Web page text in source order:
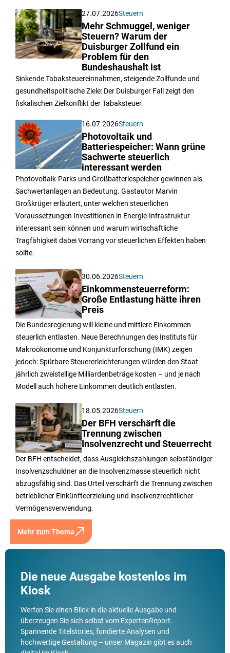
27.07.2026Steuern
Mehr Schmuggel, weniger
Steuern? Warum der
Duisburger Zollfund ein
Problem für den
Bundeshaushalt ist
Sinkende Tabaksteuereinnahmen, steigende Zollfunde und
gesundheitspolitische Ziele: Der Duisburger Fall zeigt den
fiskalischen Zielkonflikt der Tabaksteuer.
16.07.2026Steuern
Photovoltaik und
Batteriespeicher: Wann grüne
Sachwerte steuerlich
interessant werden
Photovoltaik-Parks und Großbatteriespeicher gewinnen als
Sachwertanlagen an Bedeutung. Gastautor Marvin
Großkrüger erläutert, unter welchen steuerlichen
Voraussetzungen Investitionen in Energie-Infrastruktur
interessant sein können und warum wirtschaftliche
Tragfähigkeit dabei Vorrang vor steuerlichen Effekten haben
sollte.
30.06.2026Steuern
Einkommensteuerreform:
Große Entlastung hätte ihren
Preis
Die Bundesregierung will kleine und mittlere Einkommen
steuerlich entlasten. Neue Berechnungen des Instituts für
Makroökonomie und Konjunkturforschung (IMK) zeigen
jedoch: Spürbare Steuererleichterungen würden den Staat
jährlich zweistellige Milliardenbeträge kosten – und je nach
Modell auch höhere Einkommen deutlich entlasten.
18.05.2026Steuern
Der BFH verschärft die
Trennung zwischen
Insolvenzrecht und Steuerrecht
Der BFH entscheidet, dass Ausgleichszahlungen selbständiger
Insolvenzschuldner an die Insolvenzmasse steuerlich nicht
abzugsfähig sind. Das Urteil verschärft die Trennung zwischen
betrieblicher Einkünfteerzielung und insolvenzrechtlicher
Vermögensverwendung.
Mehr zum Thema
Die neue Ausgabe kostenlos im
Kiosk
Werfen Sie einen Blick in die aktuelle Ausgabe und
überzeugen Sie sich selbst vom ExpertenReport.
Spannende Titelstories, fundierte Analysen und
hochwertige Gestaltung – unser Magazin gibt es auch